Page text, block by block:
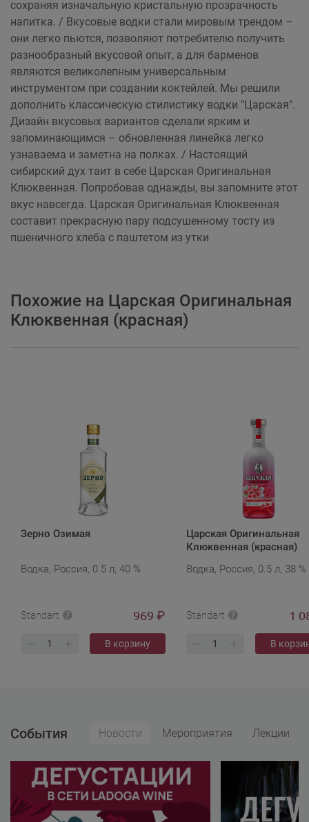
сохраняя изначальную кристальную прозрачность
напитка. / Вкусовые водки стали мировым трендом –
они легко пьются, позволяют потребителю получить
разнообразный вкусовой опыт, а для барменов
являются великолепным универсальным
инструментом при создании коктейлей. Мы решили
дополнить классическую стилистику водки "Царская".
Дизайн вкусовых вариантов сделали ярким и
запоминающимся – обновленная линейка легко
узнаваема и заметна на полках. / Настоящий
сибирский дух таит в себе Царская Оригинальная
Клюквенная. Попробовав однажды, вы запомните этот
вкус навсегда. Царская Оригинальная Клюквенная
составит ​прекрасную пару подсушенному ​тосту из
пшеничного хлеба с паштетом ​из утки
Похожие на Царская Оригинальная
Клюквенная (красная)
Зерно Озимая
Водка, Россия, 0.5 л, 40 %
Standart 969 ₽
В корзину
Царская Оригинальная
Клюквенная (красная)
Водка, Россия, 0.5 л, 38 %
Standart 1
В
События Новости Мероприятия Лекции